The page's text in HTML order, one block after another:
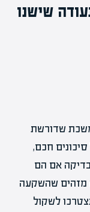
שישנו
שדורשת
חכם,
אם הם
מזהים שהשקעה
לשקול